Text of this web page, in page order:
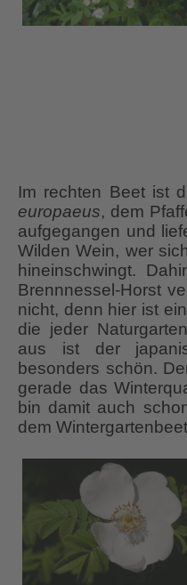
Im rechten Beet ist
europaeus, dem
aufgegangen und
Wilden Wein, wer
hineinschwingt.
Brennnessel-Horst
nicht, denn hier ist
die jeder
aus ist der
besonders schön.
gerade das
bin damit auch
dem